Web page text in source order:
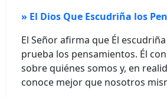
» El Dios Que Escudriña los
El Señor afirma que Él
prueba los pensamientos. Él
sobre quiénes somos y, en
conoce mejor que nosotros